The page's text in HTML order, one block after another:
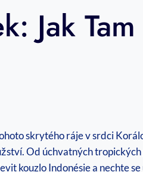
Jak
skrytého ráje v srdci
Od úchvatných
kouzlo Indonésie a nechte